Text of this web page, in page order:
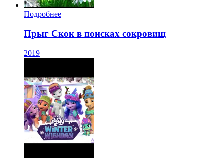
Подробнее
Прыг Скок в поисках сокровищ
2019